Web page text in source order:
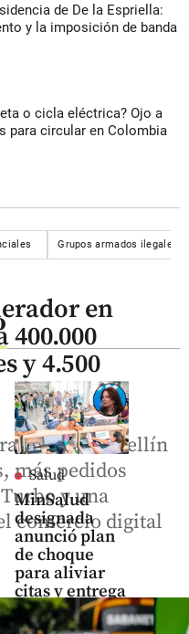
de De la Espriella:
y la imposición de banda
o cicla eléctrica? Ojo a
para circular en Colombia
Grupos armados ilegales
Salud
MinSalud
designada
anunció plan
de choque
para aliviar
citas y entrega
de
medicamentos
en
y 4.500
en Medellín
más pedidos
y una
comercio digital